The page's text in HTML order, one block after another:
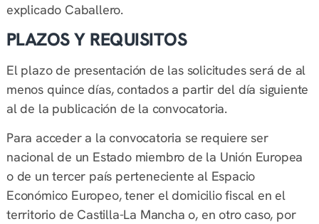
explicado Caballero.
PLAZOS Y REQUISITOS
El plazo de presentación de las solicitudes será de al
menos quince días, contados a partir del día siguiente
al de la publicación de la convocatoria.
Para acceder a la convocatoria se requiere ser
nacional de un Estado miembro de la Unión Europea
o de un tercer país perteneciente al Espacio
Económico Europeo, tener el domicilio fiscal en el
territorio de Castilla-La Mancha o, en otro caso, por